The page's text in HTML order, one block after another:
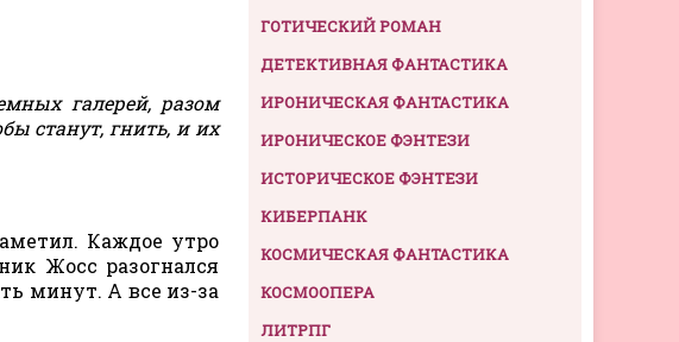
галерей, разом
станут, гнить, и их
Каждое утро
Жосс разогнался
минут. А все из-за
ГОТИЧЕСКИЙ РОМАН
ДЕТЕКТИВНАЯ ФАНТАСТИКА
ИРОНИЧЕСКАЯ ФАНТАСТИКА
ИРОНИЧЕСКОЕ ФЭНТЕЗИ
ИСТОРИЧЕСКОЕ ФЭНТЕЗИ
КИБЕРПАНК
КОСМИЧЕСКАЯ ФАНТАСТИКА
КОСМООПЕРА
ЛИТРПГ